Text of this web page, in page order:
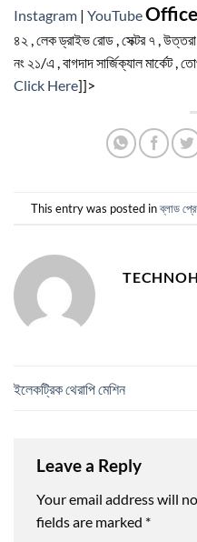
Instagram | YouTube
৪২ , লেক ড্রাইভ রোড , সেক্টর ৭ ,
নং ২১/এ , বাগদাদ সার্জিক্যাল
Click Here]]>
This entry was posted inব্লাড
ইলেকট্রিক থেরাপি মেশিন
Leave a Reply
Your email address will
fields are marked *